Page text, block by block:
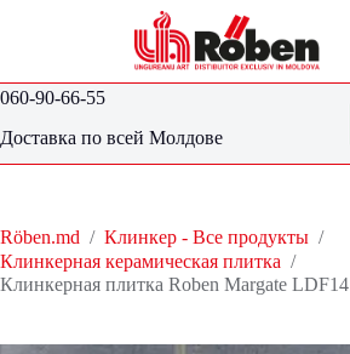
060-90-66-55
Доставка по всей Молдове
Röben.md / Клинкер - Все продукты /
Клинкерная керамическая плитка /
Клинкерная плитка Roben Margate LDF14